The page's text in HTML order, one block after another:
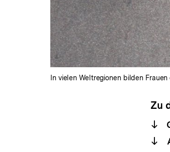
In vielen Weltregionen bilden
Zu